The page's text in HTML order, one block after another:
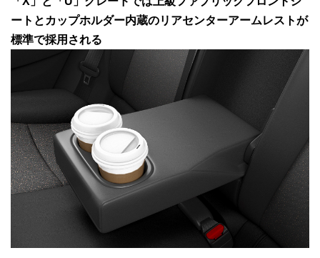
ートとカップホルダー内蔵のリアセンターアームレストが
標準で採用される